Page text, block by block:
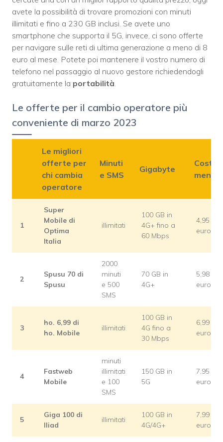
avete la possibilità di trovare promozioni con minuti
illimitati e fino a 230 GB inclusi. Se avete uno
smartphone che supporta il 5G, invece, ci sono offerte
per navigare sulle reti di ultima generazione a meno di 8
euro al mese. Potete poi mantenere il vostro numero di
telefono nel passaggio al nuovo gestore richiedendogli
gratuitamente la portabilità
Le offerte per il cambio operatore più
conveniente di marzo 2023
Le migliori
offerte per
chi cambia
operatore
Minuti
e SMS
Gigabyte
Costo
1
Super
Mobile di
Optima
Italia
illimitati
100 GB in
4G+ fino a
60 Mbps
4,95
euro
2
Spusu 70 di
Spusu
2000
minuti
e 500
SMS
70 GB in
4G+
5,98
euro
3
ho. 6,99 di
ho. Mobile
illimitati
100 GB in
4G fino a
30 Mbps
6,99
euro
4
Fastweb
Mobile
minuti
illimitati
e 100
SMS
150 GB in
5G
7,95
euro
5
Giga 100 di
Iliad
illimitati
100 GB in
4G/4G+
7,99
euro